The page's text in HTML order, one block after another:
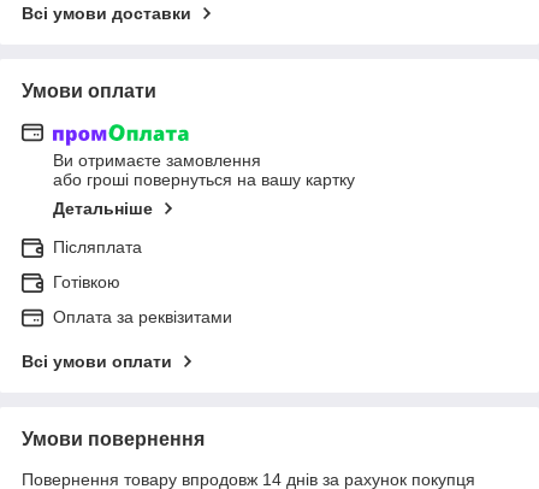
Всі умови доставки
Умови оплати
Ви отримаєте замовлення
або гроші повернуться на вашу картку
Детальніше
Післяплата
Готівкою
Оплата за реквізитами
Всі умови оплати
Умови повернення
Повернення товару впродовж 14 днів за рахунок покупця